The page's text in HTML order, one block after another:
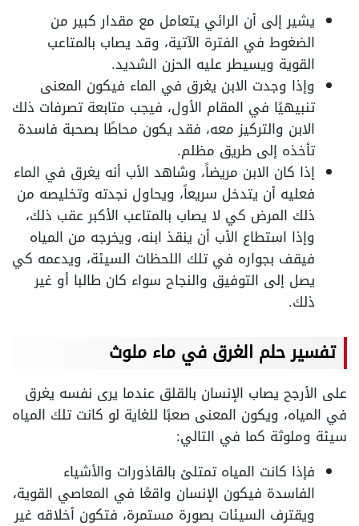
يشير إلى أن الرائي يتعامل مع مقدار كبير من
الضغوط في الفترة الآتية، وقد يصاب بالمتاعب
القوية ويسيطر عليه الحزن الشديد.
وإذا وجدت الابن يغرق في الماء فيكون المعنى
تنبيهيًا في المقام الأول، فيجب متابعة تصرفات ذلك
الابن والتركيز معه، فقد يكون محاطًا بصحبة فاسدة
تأخذه إلى طريق مظلم.
إذا كان الابن مريضاً، وشاهد الأب أنه يغرق في الماء
فعليه أن يتدخل سريعاً، ويحاول نجدته وتخليصه من
ذلك المرض كي لا يصاب بالمتاعب الأكبر عقب ذلك،
وإذا استطاع الأب أن ينقذ ابنه، ويخرجه من المياه
فيقف بجواره في تلك اللحظات السيئة، ويدعمه كي
يصل إلى التوفيق والنجاح سواء كان طالبا أو غير
ذلك.
تفسير حلم الغرق في ماء ملوث
على الأرجح يصاب الإنسان بالقلق عندما يرى نفسه يغرق
في المياه، ويكون المعنى صعبًا للغاية لو كانت تلك المياه
سيئة وملوثة كما في التالي:
فإذا كانت المياه تمتلئ بالقاذورات والأشياء
الفاسدة فيكون الإنسان واقعًا في المعاصي القوية،
ويقترف السيئات بصورة مستمرة، فتكون أخلاقه غير